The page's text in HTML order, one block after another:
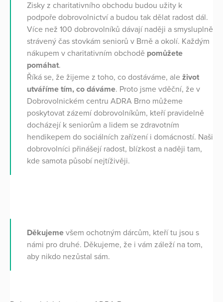
Zisky z charitativního obchodu budou užity k
podpoře dobrovolnictví a budou tak dělat radost dál.
Více než 100 dobrovolníků dávají naději a smysluplně
strávený čas stovkám seniorů v Brně a okolí. Každým
nákupem v charitativním obchodě pomůžete
pomáhat.
Říká se, že žijeme z toho, co dostáváme, ale život
utváříme tím, co dáváme. Proto jsme vděční, že v
Dobrovolnickém centru ADRA Brno můžeme
poskytovat zázemí dobrovolníkům, kteří pravidelně
docházejí k seniorům a lidem se zdravotním
hendikepem do sociálních zařízení i domácností. Naši
dobrovolníci přinášejí radost, blízkost a naději tam,
kde samota působí nejtíživěji.
Děkujeme všem ochotným dárcům, kteří tu jsou s
námi pro druhé. Děkujeme, že i vám záleží na tom,
aby nikdo nezůstal sám.